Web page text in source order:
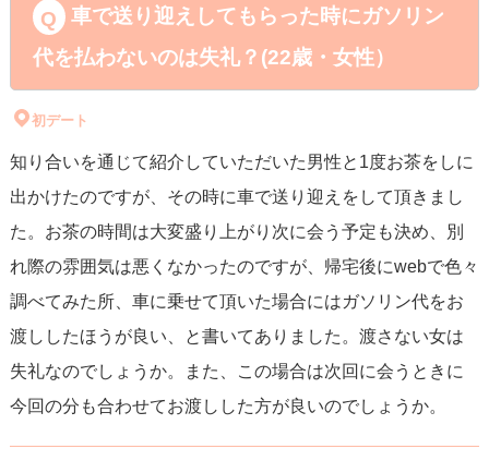
車で送り迎えしてもらった時にガソリン
代を払わないのは失礼？(22歳・女性）
初デート
知り合いを通じて紹介していただいた男性と1度お茶をしに
出かけたのですが、その時に車で送り迎えをして頂きまし
た。お茶の時間は大変盛り上がり次に会う予定も決め、別
れ際の雰囲気は悪くなかったのですが、帰宅後にwebで色々
調べてみた所、車に乗せて頂いた場合にはガソリン代をお
渡ししたほうが良い、と書いてありました。渡さない女は
失礼なのでしょうか。また、この場合は次回に会うときに
今回の分も合わせてお渡しした方が良いのでしょうか。